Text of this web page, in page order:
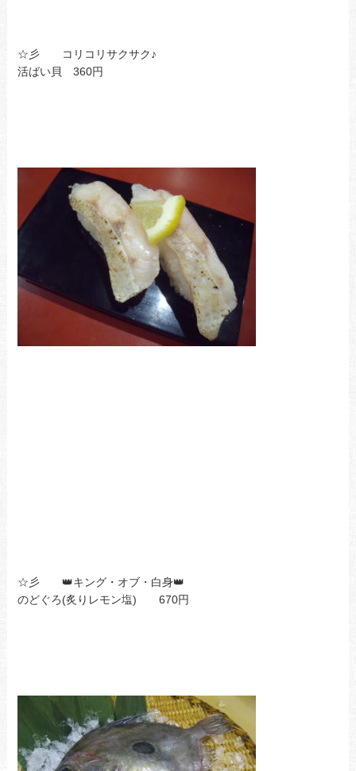
☆彡 コリコリサクサク♪
活ばい貝 360円
☆彡 👑キング・オブ・白身👑
のどぐろ(炙りレモン塩) 670円